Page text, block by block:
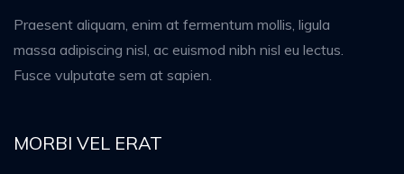
Praesent aliquam, enim at fermentum mollis, ligula
massa adipiscing nisl, ac euismod nibh nisl eu lectus.
Fusce vulputate sem at sapien.
MORBI VEL ERAT